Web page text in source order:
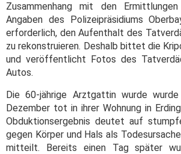
Zusammenhang mit den
Angaben des Polizeipräsidiums
erforderlich, den Aufenthalt des
zu rekonstruieren. Deshalb bittet die
und veröffentlicht Fotos des
Autos.
Die 60-jährige Arztgattin wurde
Dezember tot in ihrer Wohnung in
Obduktionsergebnis deutet auf
gegen Körper und Hals als
mitteilt. Bereits einen Tag später